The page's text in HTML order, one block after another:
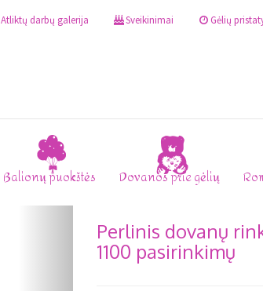
Atliktų darbų galerija Sveikinimai Gėlių
Balionų puokštės Dovanos prie gėlių
Perlinis dovanų
1100 pasirinkimų